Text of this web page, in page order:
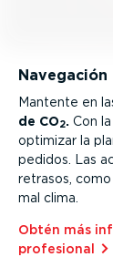
Mantente en
de CO2. Con
optimizar la
pedidos. Las
retrasos,
mal clima.
Obtén más
profesional⁠